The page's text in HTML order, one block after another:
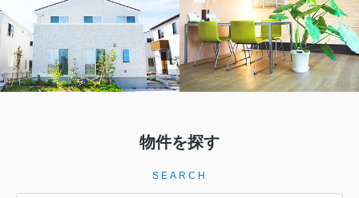
物件を探す
SEARCH